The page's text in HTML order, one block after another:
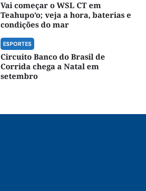
Vai começar o WSL CT em
Teahupo’o; veja a hora, baterias e
condições do mar
ESPORTES
Circuito Banco do Brasil de
Corrida chega a Natal em
setembro